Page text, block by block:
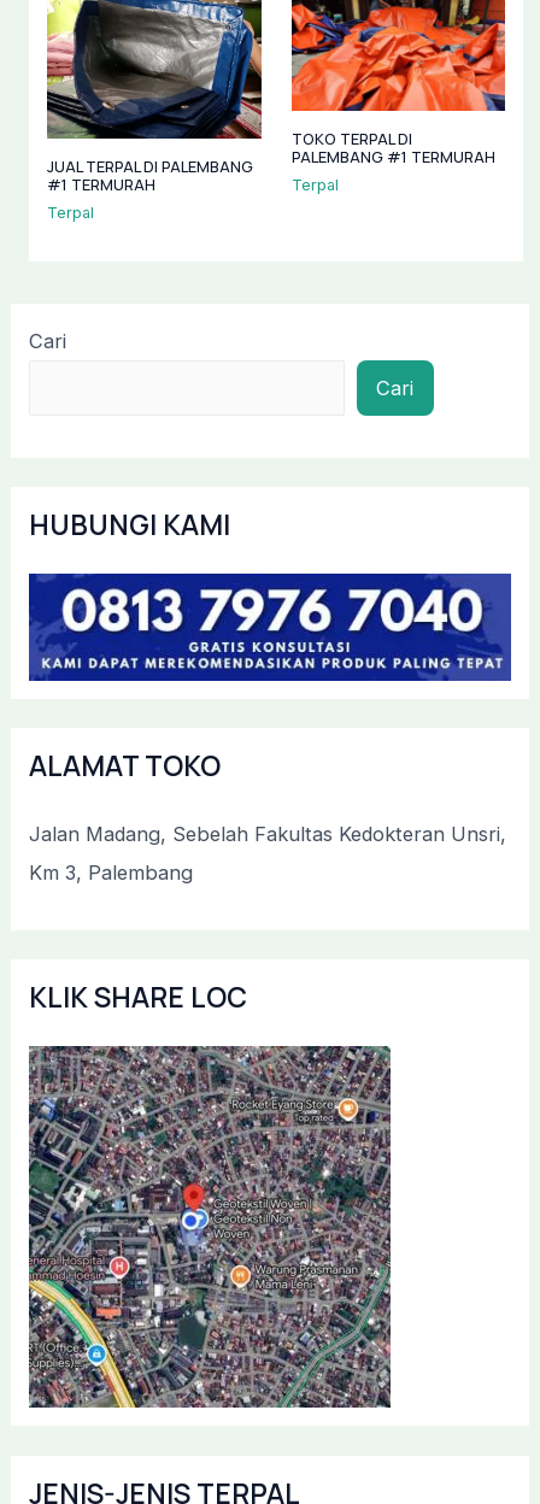
JUAL TERPAL DI PALEMBANG
#1 TERMURAH
Terpal
TOKO TERPAL DI
PALEMBANG #1 TERMURAH
Terpal
Cari
Cari
HUBUNGI KAMI
ALAMAT TOKO
Jalan Madang, Sebelah Fakultas Kedokteran Unsri,
Km 3, Palembang
KLIK SHARE LOC
JENIS-JENIS TERPAL